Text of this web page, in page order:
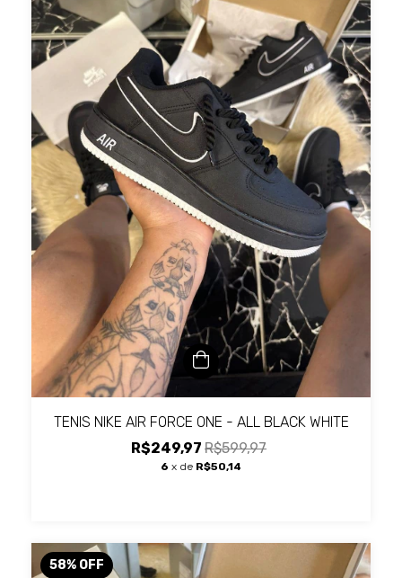
TENIS NIKE AIR FORCE ONE - ALL BLACK WHITE
R$249,97 R$599,97
6 x de R$50,14
58% OFF